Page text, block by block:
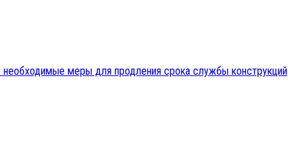
меры для продления срока службы конструкций